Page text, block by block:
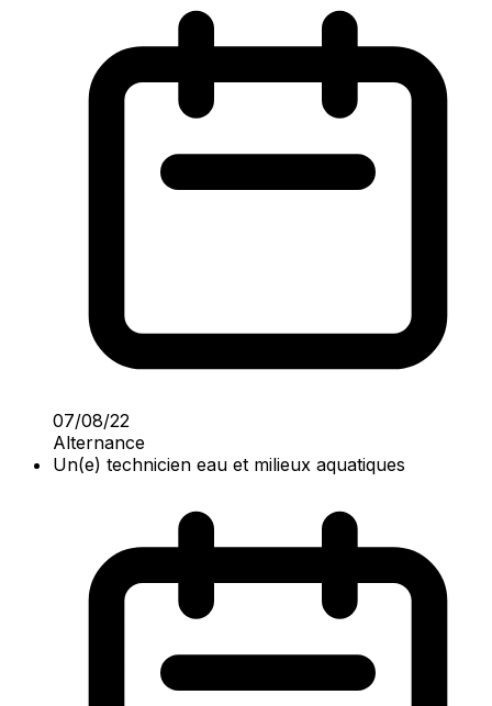
07/08/22
Alternance
Un(e) technicien eau et milieux aquatiques